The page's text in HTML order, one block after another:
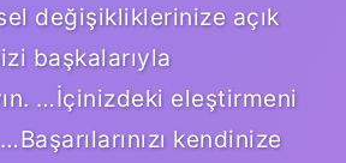
değişikliklerinize açık
başkalarıyla
…İçinizdeki eleştirmeni
kendinize